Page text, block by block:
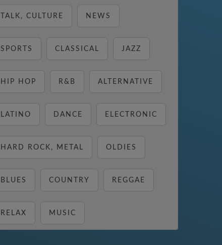
TALK, CULTURE NEWS
SPORTS CLASSICAL JAZZ
HIP HOP R&B ALTERNATIVE
LATINO DANCE ELECTRONIC
HARD ROCK, METAL OLDIES
BLUES COUNTRY REGGAE
RELAX MUSIC